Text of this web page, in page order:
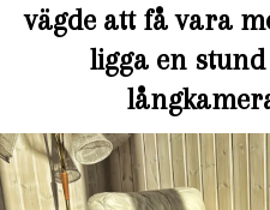
vägde att få vara
ligga en